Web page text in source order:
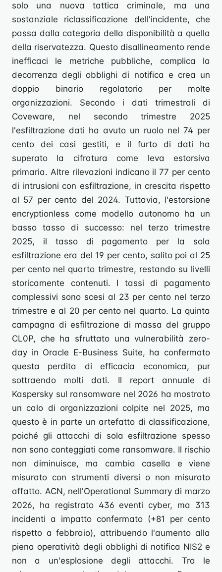
solo una nuova tattica criminale, ma una
sostanziale riclassificazione dell'incidente, che
passa dalla categoria della disponibilità a quella
della riservatezza. Questo disallineamento rende
inefficaci le metriche pubbliche, complica la
decorrenza degli obblighi di notifica e crea un
doppio binario regolatorio per molte
organizzazioni. Secondo i dati trimestrali di
Coveware, nel secondo trimestre 2025
l'esfiltrazione dati ha avuto un ruolo nel 74 per
cento dei casi gestiti, e il furto di dati ha
superato la cifratura come leva estorsiva
primaria. Altre rilevazioni indicano il 77 per cento
di intrusioni con esfiltrazione, in crescita rispetto
al 57 per cento del 2024. Tuttavia, l'estorsione
encryptionless come modello autonomo ha un
basso tasso di successo: nel terzo trimestre
2025, il tasso di pagamento per la sola
esfiltrazione era del 19 per cento, salito poi al 25
per cento nel quarto trimestre, restando su livelli
storicamente contenuti. I tassi di pagamento
complessivi sono scesi al 23 per cento nel terzo
trimestre e al 20 per cento nel quarto. La quinta
campagna di esfiltrazione di massa del gruppo
CL0P, che ha sfruttato una vulnerabilità zero-
day in Oracle E-Business Suite, ha confermato
questa perdita di efficacia economica, pur
sottraendo molti dati. Il report annuale di
Kaspersky sul ransomware nel 2026 ha mostrato
un calo di organizzazioni colpite nel 2025, ma
questo è in parte un artefatto di classificazione,
poiché gli attacchi di sola esfiltrazione spesso
non sono conteggiati come ransomware. Il rischio
non diminuisce, ma cambia casella e viene
misurato con strumenti diversi o non misurato
affatto. ACN, nell'Operational Summary di marzo
2026, ha registrato 436 eventi cyber, ma 313
incidenti a impatto confermato (+81 per cento
rispetto a febbraio), attribuendo l'aumento alla
piena operatività degli obblighi di notifica NIS2 e
non a un'esplosione degli attacchi. Tra le